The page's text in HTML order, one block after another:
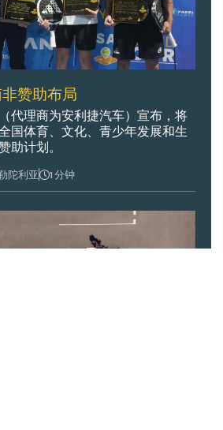
赞助布局
代理商为安利捷汽车）宣布，将
国体育、文化、青少年发展和生
助计划。
陀利亚 1 分钟